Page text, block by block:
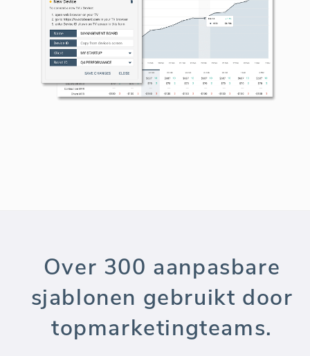
Over 300 aanpasbare
sjablonen gebruikt door
topmarketingteams.